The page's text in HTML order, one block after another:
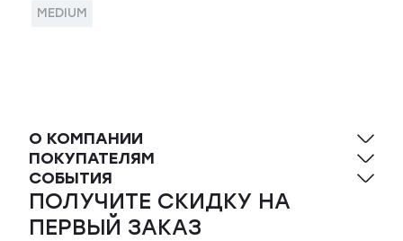
MEDIUM
О КОМПАНИИ
ПОКУПАТЕЛЯМ
СОБЫТИЯ
ПОЛУЧИТЕ СКИДКУ НА
ПЕРВЫЙ ЗАКАЗ